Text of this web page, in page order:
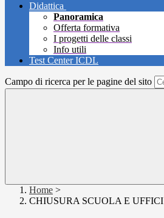
Didattica
Panoramica
Offerta formativa
I progetti delle classi
Info utili
Test Center ICDL
Campo di ricerca per le pagine del sito
Home >
CHIUSURA SCUOLA E UFFICI